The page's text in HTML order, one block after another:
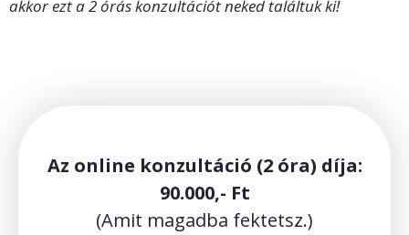
akkor ezt a 2 órás konzultációt neked találtuk ki!
Az online konzultáció (2 óra) díja:
90.000,- Ft
(Amit magadba fektetsz.)